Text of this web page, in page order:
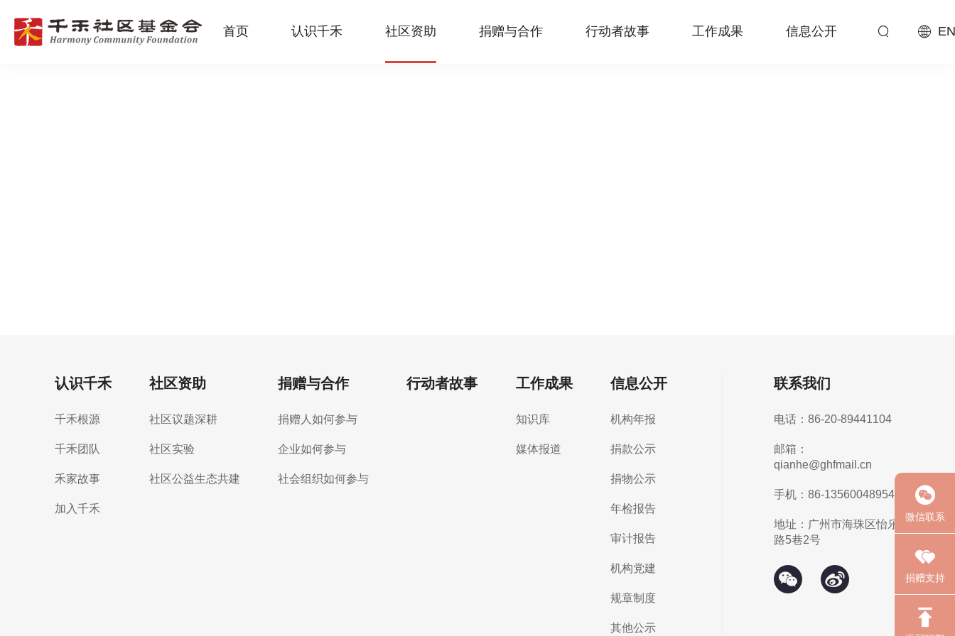
首页 认识千禾 社区资助 捐赠与合作 行动者故事 工作成果 信息公开
认识千禾
千禾根源
千禾团队
禾家故事
加入千禾
社区资助
社区议题深耕
社区实验
社区公益生态共建
捐赠与合作
捐赠人如何参与
企业如何参与
社会组织如何参与
行动者故事 工作成果
知识库
媒体报道
信息公开
机构年报
捐款公示
捐物公示
年检报告
审计报告
机构党建
规章制度
其他公示
联系我们
电话：86-20-89441104
邮箱：
qianhe@ghfmail.cn
手机：86-13560048954
地址：广州市海珠区怡乐
路5巷2号
微信联系
捐赠支持